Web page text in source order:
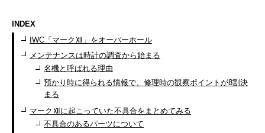
INDEX
IWC「マークⅫ」をオーバーホール
メンテナンスは時計の調査から始まる
名機と呼ばれる理由
預かり時に得られる情報で、修理時の観察ポイントが8割決
まる
マークⅫに起こっていた不具合をまとめてみる
不具合のあるパーツについて